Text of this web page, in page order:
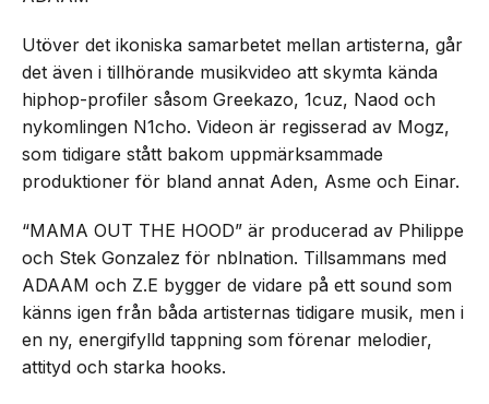
Utöver det ikoniska samarbetet mellan artisterna, går
det även i tillhörande musikvideo att skymta kända
hiphop-profiler såsom Greekazo, 1cuz, Naod och
nykomlingen N1cho. Videon är regisserad av Mogz,
som tidigare stått bakom uppmärksammade
produktioner för bland annat Aden, Asme och Einar.
“MAMA OUT THE HOOD” är producerad av Philippe
och Stek Gonzalez för nblnation. Tillsammans med
ADAAM och Z.E bygger de vidare på ett sound som
känns igen från båda artisternas tidigare musik, men i
en ny, energifylld tappning som förenar melodier,
attityd och starka hooks.